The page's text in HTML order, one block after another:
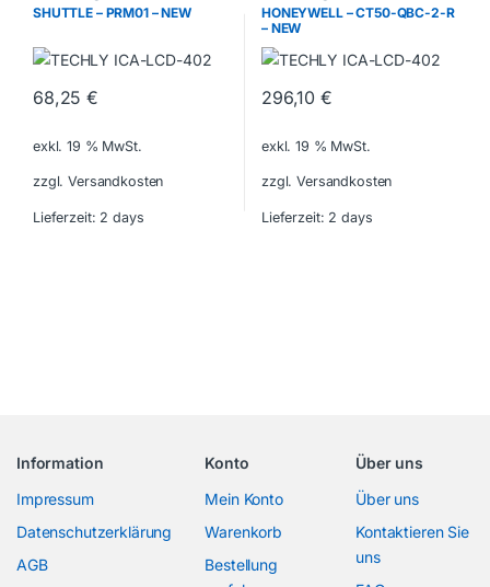
SHUTTLE – PRM01 – NEW
68,25€
exkl. 19 % MwSt.
zzgl. Versandkosten
Lieferzeit: 2 days
HONEYWELL – CT50-QBC-2-R
– NEW
296,10€
exkl. 19 % MwSt.
zzgl. Versandkosten
Lieferzeit: 2 days
Information
Impressum
Datenschutzerklärung
AGB
Konto
Mein Konto
Warenkorb
Bestellung
Über uns
Über uns
Kontaktieren Sie
uns